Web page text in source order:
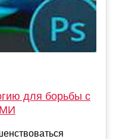
для борьбы с